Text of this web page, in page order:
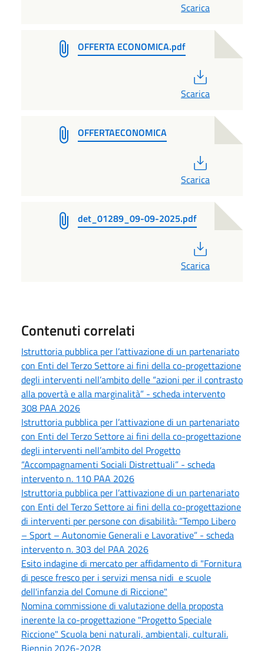
Scarica
OFFERTA ECONOMICA.pdf
Scarica
OFFERTAECONOMICA
Scarica
det_01289_09-09-2025.pdf
Scarica
Contenuti correlati
Istruttoria pubblica per l’attivazione di un partenariato
con Enti del Terzo Settore ai fini della co-progettazione
degli interventi nell’ambito delle “azioni per il contrasto
alla povertà e alla marginalità” - scheda intervento
308 PAA 2026
Istruttoria pubblica per l’attivazione di un partenariato
con Enti del Terzo Settore ai fini della co-progettazione
degli interventi nell’ambito del Progetto
“Accompagnamenti Sociali Distrettuali” - scheda
intervento n. 110 PAA 2026
Istruttoria pubblica per l’attivazione di un partenariato
con Enti del Terzo Settore ai fini della co-progettazione
di interventi per persone con disabilità: “Tempo Libero
– Sport – Autonomie Generali e Lavorative” - scheda
intervento n. 303 del PAA 2026
Esito indagine di mercato per affidamento di "Fornitura
di pesce fresco per i servizi mensa nidi e scuole
dell'infanzia del Comune di Riccione"
Nomina commissione di valutazione della proposta
inerente la co-progettazione "Progetto Speciale
Riccione" Scuola beni naturali, ambientali, culturali.